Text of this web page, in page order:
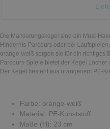
Die Markierungskegel sind ein Must-
Hindernis-Parcours oder bei
orange-weiß sorgen sie für ein richtiges
Parcours-Spiele bietet der Kegel
Der Kegel besteht aus orangenem PE-
Farbe: orange-weiß
Material: PE-Kunststoff
Maße (H): 23 cm